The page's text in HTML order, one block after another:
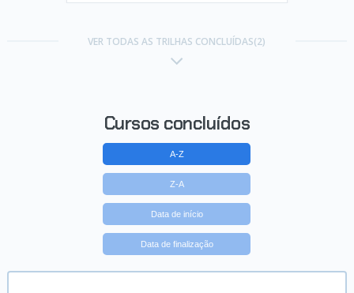
VER TODAS AS TRILHAS CONCLUÍDAS(2)
Cursos concluídos
A-Z
Z-A
Data de início
Data de finalização